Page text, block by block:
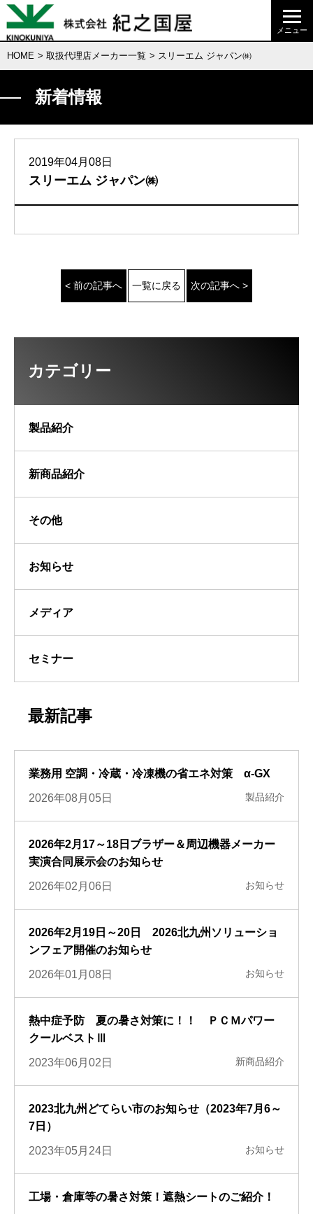
HOME > 取扱代理店メーカー一覧 > スリーエム ジャパン㈱
新着情報
2019年04月08日
スリーエム ジャパン㈱
< 前の記事へ 一覧に戻る 次の記事へ >
カテゴリー
製品紹介
新商品紹介
その他
お知らせ
メディア
セミナー
最新記事
業務用 空調・冷蔵・冷凍機の省エネ対策 α-GX
2026年08月05日 製品紹介
2026年2月17～18日ブラザー＆周辺機器メーカー
実演合同展示会のお知らせ
2026年02月06日 お知らせ
2026年2月19日～20日 2026北九州ソリューショ
ンフェア開催のお知らせ
2026年01月08日 お知らせ
熱中症予防 夏の暑さ対策に！！ ＰＣＭパワー
クールベストⅢ
2023年06月02日 新商品紹介
2023北九州どてらい市のお知らせ（2023年7月6～
7日）
2023年05月24日 お知らせ
工場・倉庫等の暑さ対策！遮熱シートのご紹介！